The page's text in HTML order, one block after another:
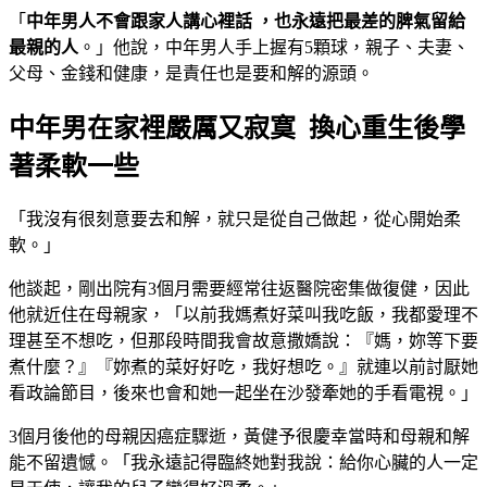
「 中年男人不會跟家人講心裡話 ，也永遠把最差的脾氣留給
最親的人 。」他說，中年男人手上握有5顆球，親子、夫妻、
父母、金錢和健康，是責任也是要和解的源頭。
中年男在家裡嚴厲又寂寞 換心重生後學
著柔軟一些
「我沒有很刻意要去和解，就只是從自己做起，從心開始柔
軟。」
他談起，剛出院有3個月需要經常往返醫院密集做復健，因此
他就近住在母親家，「以前我媽煮好菜叫我吃飯，我都愛理不
理甚至不想吃，但那段時間我會故意撒嬌說：『媽，妳等下要
煮什麼？』『妳煮的菜好好吃，我好想吃。』就連以前討厭她
看政論節目，後來也會和她一起坐在沙發牽她的手看電視。」
3個月後他的母親因癌症驟逝，黃健予很慶幸當時和母親和解
能不留遺憾。「我永遠記得臨終她對我說：給你心臟的人一定